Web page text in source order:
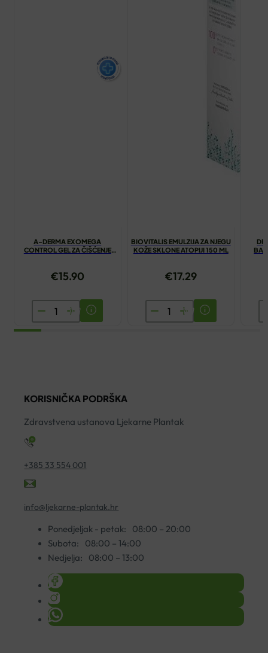
A-DERMA EXOMEGA
CONTROL GEL ZA ČIŠĆENJE
€15.90
A-
DERMA
ČIŠĆENJE
2U1
količina
BIOVITALIS EMULZIJA ZA NJEGU
KOŽE SKLONE ATOPIJI 150 ML
€17.29
BIOVITALIS
EMULZIJA
150
KORISNIČKA PODRŠKA
Zdravstvena ustanova Ljekarne Plantak
+385 33 554 001
info@ljekarne-plantak.hr
Ponedjeljak - petak:
08:00 – 20:00
Subota:
08:00 – 14:00
Nedjelja:
08:00 – 13:00